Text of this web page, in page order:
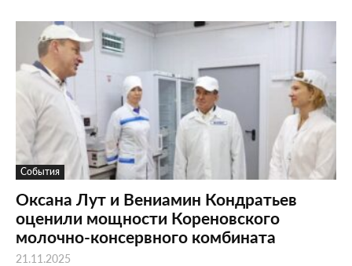
События
Оксана Лут и Вениамин Кондратьев
оценили мощности Кореновского
молочно-консервного комбината
21.11.2025